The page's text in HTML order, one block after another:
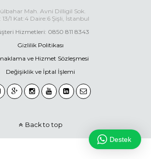
Mah. Avni Dilligil Sok.
13/1 Kat:4 Daire:6 Şişli, İstanbul
Hizmetleri: 0850 811 8343
Gizlilik Politikası
ve Hizmet Sözleşmesi
Değişiklik ve İptal İşlemi
Back to top
Destek